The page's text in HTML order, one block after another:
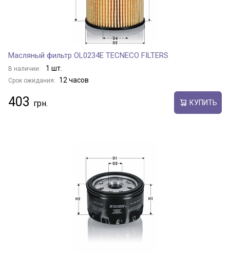
Масляный фильтр OL0234E TECNECO FILTERS
В наличии: 1 шт.
Срок ожидания: 12 часов
403 КУПИТЬ